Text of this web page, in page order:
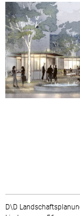
D\D